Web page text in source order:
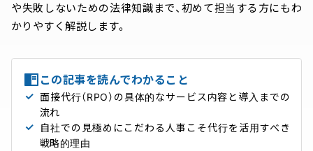
や失敗しないための法律知識まで、初めて担当する方にもわ
かりやすく解説します。
この記事を読んでわかること
面接代行（RPO）の具体的なサービス内容と導入までの
流れ
自社での見極めにこだわる人事こそ代行を活用すべき
戦略的理由